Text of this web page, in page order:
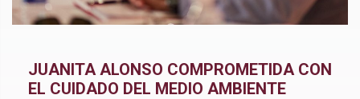
JUANITA ALONSO COMPROMETIDA CON
EL CUIDADO DEL MEDIO AMBIENTE